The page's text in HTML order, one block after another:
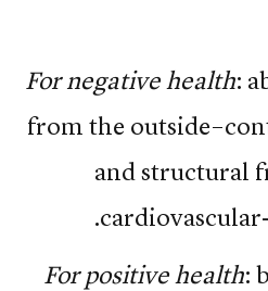
For negative health:
from the
and structural
For positive health: